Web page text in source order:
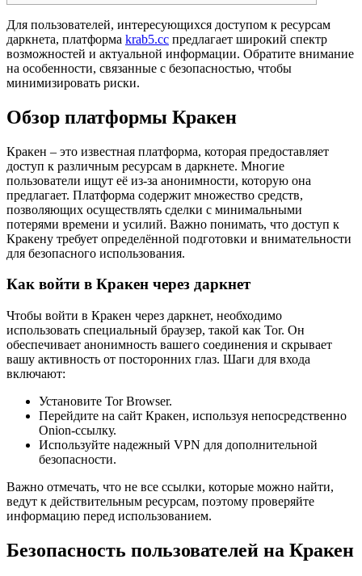
Для пользователей, интересующихся доступом к ресурсам
даркнета, платформа krab5.cc предлагает широкий спектр
возможностей и актуальной информации. Обратите внимание
на особенности, связанные с безопасностью, чтобы
минимизировать риски.
Обзор платформы Кракен
Кракен – это известная платформа, которая предоставляет
доступ к различным ресурсам в даркнете. Многие
пользователи ищут её из-за анонимности, которую она
предлагает. Платформа содержит множество средств,
позволяющих осуществлять сделки с минимальными
потерями времени и усилий. Важно понимать, что доступ к
Кракену требует определённой подготовки и внимательности
для безопасного использования.
Как войти в Кракен через даркнет
Чтобы войти в Кракен через даркнет, необходимо
использовать специальный браузер, такой как Tor. Он
обеспечивает анонимность вашего соединения и скрывает
вашу активность от посторонних глаз. Шаги для входа
включают:
Установите Tor Browser.
Перейдите на сайт Кракен, используя непосредственно
Onion-ссылку.
Используйте надежный VPN для дополнительной
безопасности.
Важно отмечать, что не все ссылки, которые можно найти,
ведут к действительным ресурсам, поэтому проверяйте
информацию перед использованием.
Безопасность пользователей на Кракен